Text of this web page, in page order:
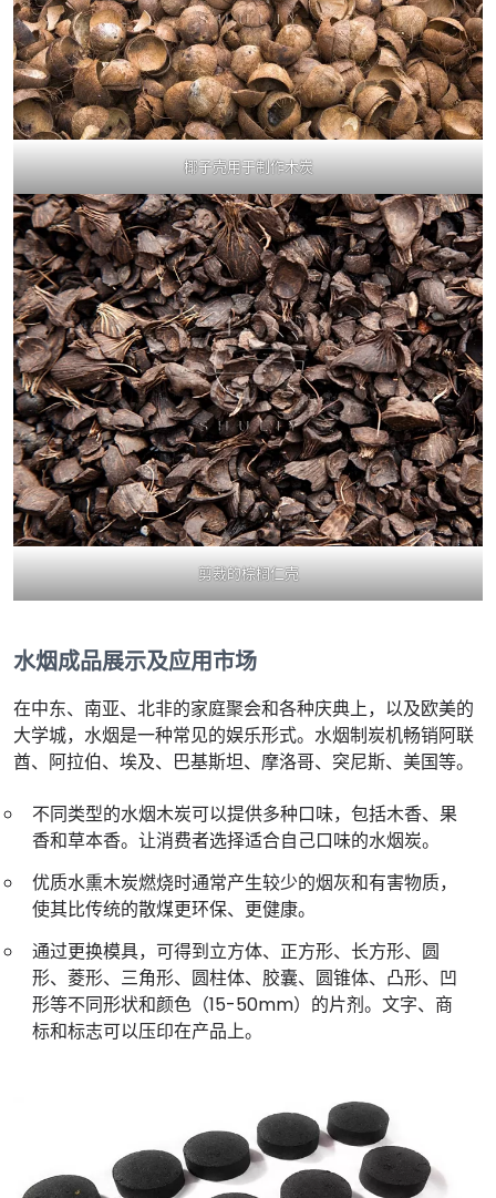
椰子壳用于制作木炭
剪裁的棕榈仁壳
水烟成品展示及应用市场
在中东、南亚、北非的家庭聚会和各种庆典上，以及欧美的
大学城，水烟是一种常见的娱乐形式。水烟制炭机畅销阿联
酋、阿拉伯、埃及、巴基斯坦、摩洛哥、突尼斯、美国等。
不同类型的水烟木炭可以提供多种口味，包括木香、果
香和草本香。让消费者选择适合自己口味的水烟炭。
优质水熏木炭燃烧时通常产生较少的烟灰和有害物质，
使其比传统的散煤更环保、更健康。
通过更换模具，可得到立方体、正方形、长方形、圆
形、菱形、三角形、圆柱体、胶囊、圆锥体、凸形、凹
形等不同形状和颜色（15-50mm）的片剂。文字、商
标和标志可以压印在产品上。